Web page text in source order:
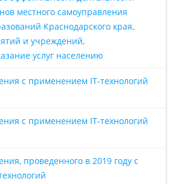
местного самоуправления
Краснодарского края,
и учреждений,
услуг населению
с применением IT-технологий
с применением IT-технологий
проведенного в 2019 году с